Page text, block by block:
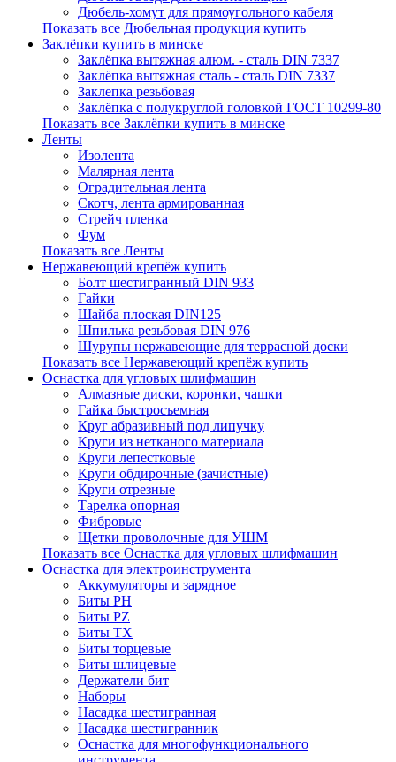
Дюбель-хомут для прямоугольного кабеля
Показать все Дюбельная продукция купить
Заклёпки купить в минске
Заклёпка вытяжная алюм. - сталь DIN 7337
Заклёпка вытяжная сталь - сталь DIN 7337
Заклепка резьбовая
Заклёпка с полукруглой головкой ГОСТ 10299-80
Показать все Заклёпки купить в минске
Ленты
Изолента
Малярная лента
Оградительная лента
Скотч, лента армированная
Стрейч пленка
Фум
Показать все Ленты
Нержавеющий крепёж купить
Болт шестигранный DIN 933
Гайки
Шайба плоская DIN125
Шпилька резьбовая DIN 976
Шурупы нержавеющие для террасной доски
Показать все Нержавеющий крепёж купить
Оснастка для угловых шлифмашин
Алмазные диски, коронки, чашки
Гайка быстросъемная
Круг абразивный под липучку
Круги из нетканого материала
Круги лепестковые
Круги обдирочные (зачистные)
Круги отрезные
Тарелка опорная
Фибровые
Щетки проволочные для УШМ
Показать все Оснастка для угловых шлифмашин
Оснастка для электроинструмента
Аккумуляторы и зарядное
Биты PH
Биты PZ
Биты TX
Биты торцевые
Биты шлицевые
Держатели бит
Наборы
Насадка шестигранная
Насадка шестигранник
Оснастка для многофункционального